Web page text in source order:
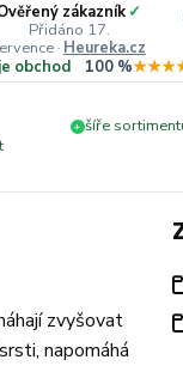
zákazník ✓
Přidáno 17.
· Heureka.cz
obchod 100 %
+ šíře
zvyšovat
napomáhá